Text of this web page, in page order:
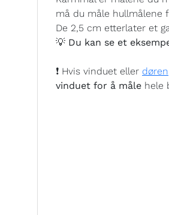
må du måle hullmålene
De 2,5 cm etterlater et
💡 Du kan se et
❗ Hvis vinduet eller døren
vinduet for å måle hele